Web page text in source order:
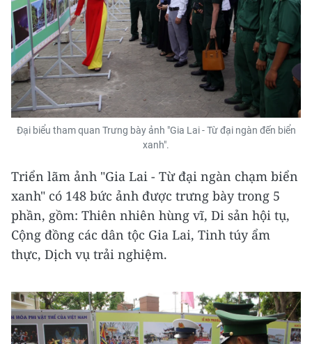
Đại biểu tham quan Trưng bày ảnh "Gia Lai - Từ đại ngàn đến biển
xanh".
Triển lãm ảnh "Gia Lai - Từ đại ngàn chạm biển
xanh" có 148 bức ảnh được trưng bày trong 5
phần, gồm: Thiên nhiên hùng vĩ, Di sản hội tụ,
Cộng đồng các dân tộc Gia Lai, Tinh túy ẩm
thực, Dịch vụ trải nghiệm.